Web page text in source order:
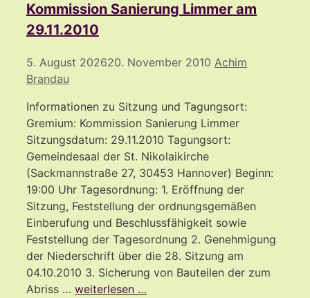
Kommission Sanierung Limmer am
29.11.2010
5. August 202620. November 2010 Achim
Brandau
Informationen zu Sitzung und Tagungsort:
Gremium: Kommission Sanierung Limmer
Sitzungsdatum: 29.11.2010 Tagungsort:
Gemeindesaal der St. Nikolaikirche
(Sackmannstraße 27, 30453 Hannover) Beginn:
19:00 Uhr Tagesordnung: 1. Eröffnung der
Sitzung, Feststellung der ordnungsgemäßen
Einberufung und Beschlussfähigkeit sowie
Feststellung der Tagesordnung 2. Genehmigung
der Niederschrift über die 28. Sitzung am
04.10.2010 3. Sicherung von Bauteilen der zum
Abriss … weiterlesen …